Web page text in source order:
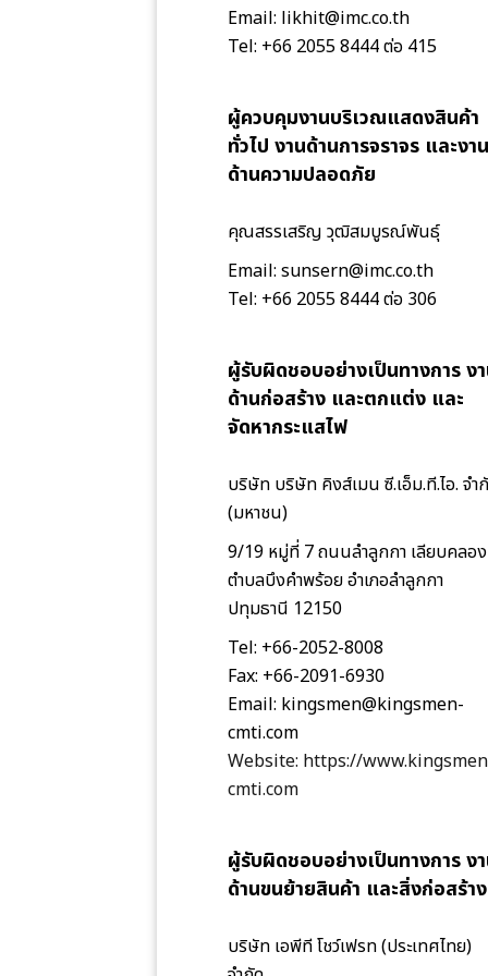
Email: likhit@imc.co.th
Tel: +66 2055 8444 ต่อ 415
ผู้ควบคุมงานบริเวณแสดงสินค้า
ทั่วไป งานด้านการจราจร และงาน
ด้านความปลอดภัย
คุณสรรเสริญ วุฒิสมบูรณ์พันธุ์
Email: sunsern@imc.co.th
Tel: +66 2055 8444 ต่อ 306
ผู้รับผิดชอบอย่างเป็นทางการ ง
ด้านก่อสร้าง และตกแต่ง และ
จัดหากระแสไฟ
บริษัท บริษัท คิงส์เมน ซี.เอ็ม.ที.ไอ. จำ
(มหาชน)
9/19 หมู่ที่ 7 ถนนลำลูกกา เลียบคลอ
ตำบลบึงคำพร้อย อำเภอลำลูกกา
ปทุมธานี 12150
Tel: +66-2052-8008
Fax: +66-2091-6930
Email: kingsmen@kingsmen-
cmti.com
Website: https://
cmti.com
ผู้รับผิดชอบอย่างเป็นทางการ ง
ด้านขนย้ายสินค้า และสิ่งก่อสร้าง
บริษัท เอพีที โชว์เฟรท (ประเทศไทย)